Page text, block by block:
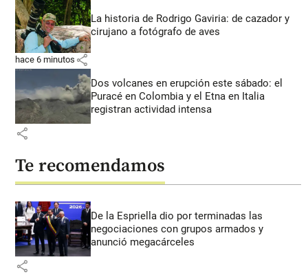
La historia de Rodrigo Gaviria: de cazador y
cirujano a fotógrafo de aves
hace 6 minutos share
Dos volcanes en erupción este sábado: el
Puracé en Colombia y el Etna en Italia
registran actividad intensa
share
Te recomendamos
De la Espriella dio por terminadas las
negociaciones con grupos armados y
anunció megacárceles
share